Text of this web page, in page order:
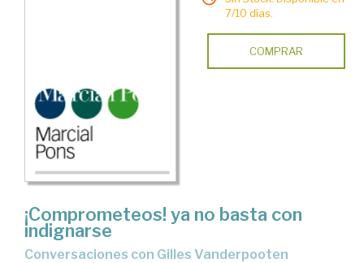
7/10 días.
COMPRAR
¡Comprometeos! ya no basta con
indignarse
conversaciones con Gilles Vanderpooten